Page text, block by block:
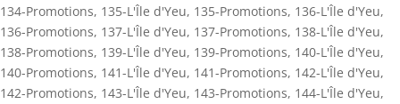
134-Promotions, 135-L'Île d'Yeu, 135-Promotions, 136-L'Île d'Yeu,
136-Promotions, 137-L'Île d'Yeu, 137-Promotions, 138-L'Île d'Yeu,
138-Promotions, 139-L'Île d'Yeu, 139-Promotions, 140-L'Île d'Yeu,
140-Promotions, 141-L'Île d'Yeu, 141-Promotions, 142-L'Île d'Yeu,
142-Promotions, 143-L'Île d'Yeu, 143-Promotions, 144-L'Île d'Yeu,